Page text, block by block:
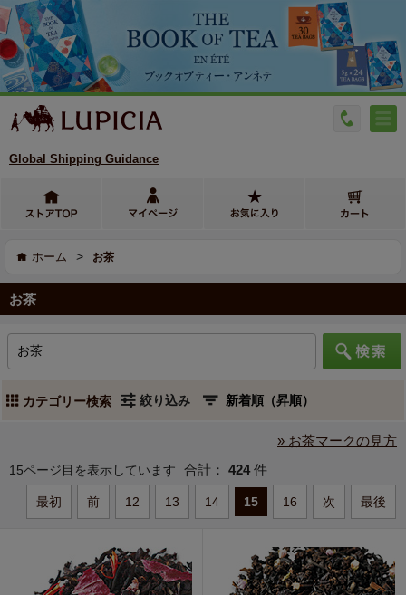
Global Shipping Guidance
ホーム > お茶
お茶
カテゴリー検索 絞り込み
» お茶マークの見方
15ページ目を表示しています 合計： 424件
最初 前 12 13 14 15 16 次 最後